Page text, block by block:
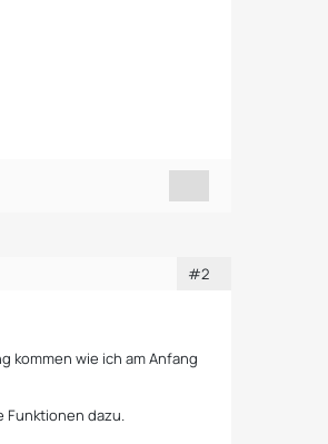
#2
kommen wie ich am Anfang
Funktionen dazu.